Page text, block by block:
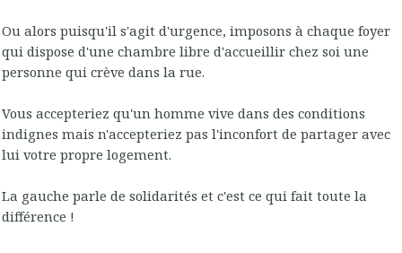
Ou alors puisqu'il s'agit d'urgence, imposons à chaque foyer
qui dispose d'une chambre libre d'accueillir chez soi une
personne qui crève dans la rue.
Vous accepteriez qu'un homme vive dans des conditions
indignes mais n'accepteriez pas l'inconfort de partager avec
lui votre propre logement.
La gauche parle de solidarités et c'est ce qui fait toute la
différence !